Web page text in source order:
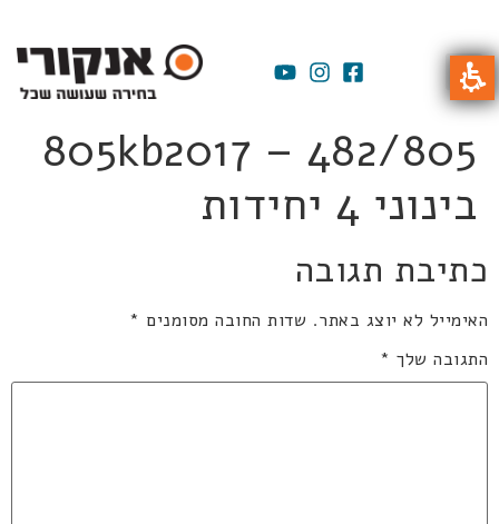
805kb2017 – 482/805
בינוני 4 יחידות
כתיבת תגובה
האימייל לא יוצג באתר. שדות החובה מסומנים *
התגובה שלך *